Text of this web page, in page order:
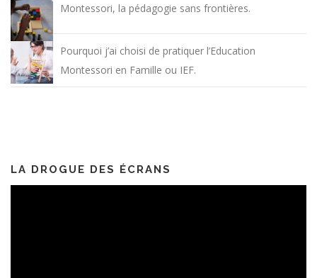
Montessori, la pédagogie sans frontières.
Pourquoi j’ai choisi de pratiquer l’Education
Montessori en Famille ou IEF.
LA DROGUE DES ÉCRANS